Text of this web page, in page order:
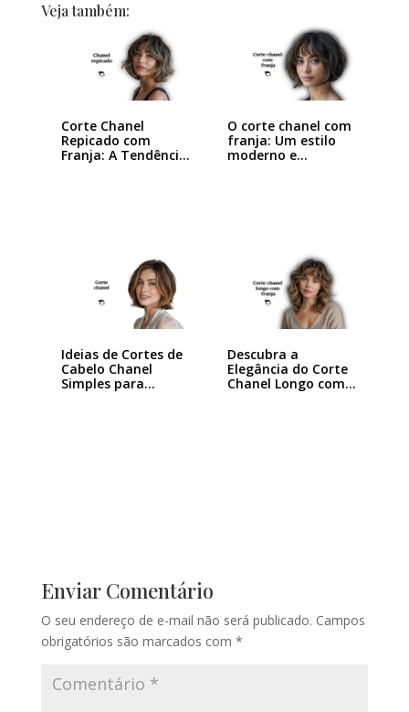
Veja também:
Corte Chanel
Repicado com
Franja: A Tendência
O corte chanel com
franja: Um estilo
moderno e…
Ideias de Cortes de
Cabelo Chanel
Simples para…
Descubra a
Elegância do Corte
Chanel Longo com…
Enviar Comentário
O seu endereço de e-mail não será publicado. Campos
obrigatórios são marcados com *